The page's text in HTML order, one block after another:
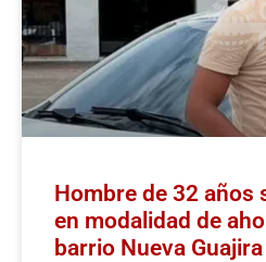
Hombre de 32 años
en modalidad de
barrio Nueva